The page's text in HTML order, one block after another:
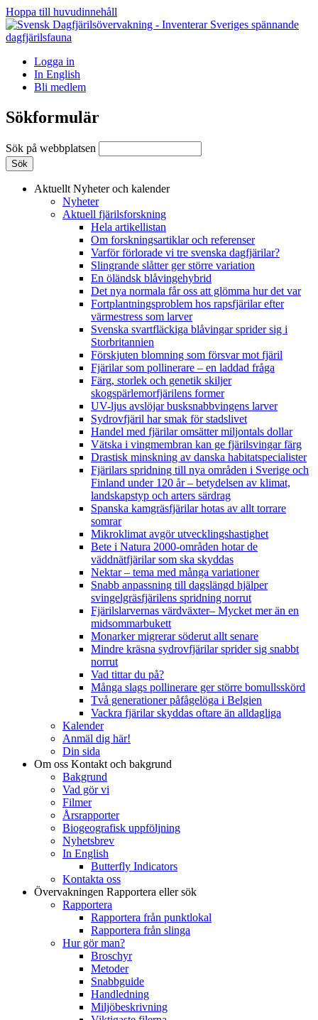
Hoppa till huvudinnehåll
Logga in
In English
Bli medlem
Sökformulär
Sök på webbplatsen
Aktuellt Nyheter och kalender
Nyheter
Aktuell fjärilsforskning
Hela artikellistan
Om forskningsartiklar och referenser
Varför förlorade vi tre svenska dagfjärilar?
Slingrande slåtter ger större variation
En öländsk blåvingehybrid
Det nya normala får oss att glömma hur det var
Fortplantningsproblem hos rapsfjärilar efter
värmestress som larver
Svenska svartfläckiga blåvingar sprider sig i
Storbritannien
Förskjuten blomning som försvar mot fjäril
Fjärilar som pollinerare – en laddad fråga
Färg, storlek och genetik skiljer
skogspärlemorfjärilens former
UV-ljus avslöjar busksnabbvingens larver
Sydrovfjäril har smak för stadslivet
Handel med fjärilar omsätter miljontals dollar
Vätska i vingmembran kan ge fjärilsvingar färg
Drastisk minskning av danska habitatspecialister
Fjärilars spridning till nya områden i Sverige och
Finland under 120 år– betydelsen av klimat,
landskapstyp och arters särdrag
Spanska kamgräsfjärilar hotas av allt torrare
somrar
Mikroklimat avgör utvecklingshastighet
Bete i Natura 2000-områden hotar de
väddnätfjärilar som ska skyddas
Nektar – tema med många variationer
Snabb anpassning till dagslängd hjälper
svingelgräsfjärilens spridning norrut
Fjärilslarvernas värdväxter– Mycket mer än en
midsommarbukett
Monarker migrerar söderut allt senare
Mindre kräsna sydrovfjärilar sprider sig snabbt
norrut
Vad tittar du på?
Många slags pollinerare ger större bomullsskörd
Två generationer påfågelöga i Belgien
Vackra fjärilar skyddas oftare än alldagliga
Kalender
Anmäl dig här!
Din sida
Om oss Kontakt och bakgrund
Bakgrund
Vad gör vi
Filmer
Årsrapporter
Biogeografisk uppföljning
Nyhetsbrev
In English
Butterfly Indicators
Kontakta oss
Övervakningen Rapportera eller sök
Rapportera
Rapportera från punktlokal
Rapportera från slinga
Hur gör man?
Broschyr
Metoder
Snabbguide
Handledning
Miljöbeskrivning